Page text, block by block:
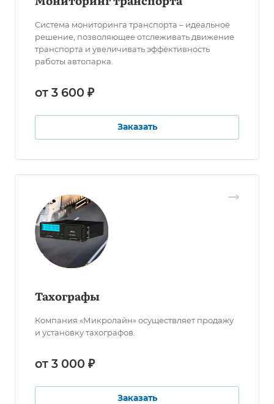
Система мониторинга транспорта – идеальное
решение, позволяющее отслеживать движение
транспорта и увеличивать эффективность
работы автопарка.
от 3 600 ₽
Заказать
Тахографы
Компания «Микролайн» осуществляет продажу
и установку тахографов.
от 3 000 ₽
Заказать